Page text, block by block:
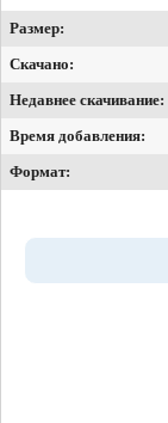
Размер:
Скачано:
Недавнее скачивание:
Время добавления:
Формат: